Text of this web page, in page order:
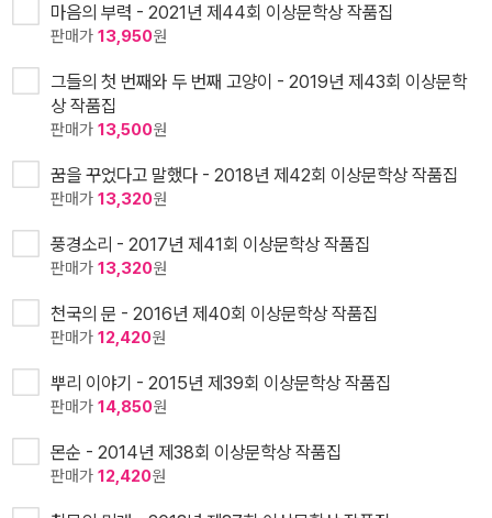
마음의 부력 - 2021년 제44회 이상문학상 작품집
판매가 13,950원
그들의 첫 번째와 두 번째 고양이 - 2019년 제43회 이상문학
상 작품집
판매가 13,500원
꿈을 꾸었다고 말했다 - 2018년 제42회 이상문학상 작품집
판매가 13,320원
풍경소리 - 2017년 제41회 이상문학상 작품집
판매가 13,320원
천국의 문 - 2016년 제40회 이상문학상 작품집
판매가 12,420원
뿌리 이야기 - 2015년 제39회 이상문학상 작품집
판매가 14,850원
몬순 - 2014년 제38회 이상문학상 작품집
판매가 12,420원